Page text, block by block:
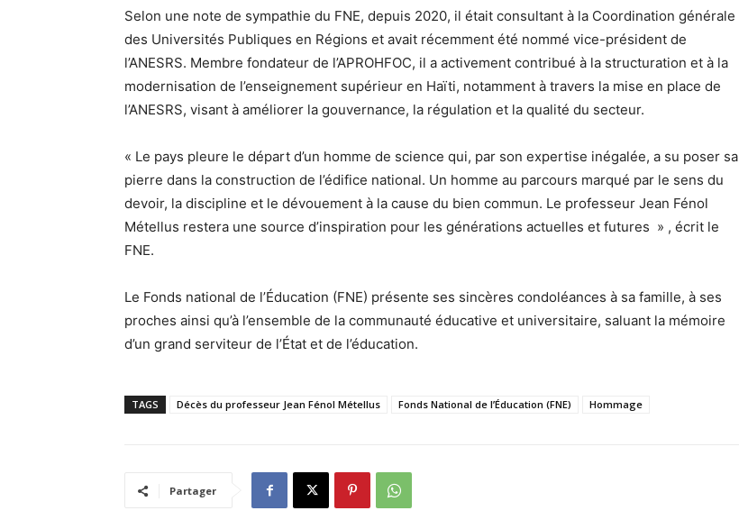
Selon une note de sympathie du FNE, depuis 2020, il était consultant à la Coordination générale
des Universités Publiques en Régions et avait récemment été nommé vice-président de
l’ANESRS. Membre fondateur de l’APROHFOC, il a activement contribué à la structuration et à la
modernisation de l’enseignement supérieur en Haïti, notamment à travers la mise en place de
l’ANESRS, visant à améliorer la gouvernance, la régulation et la qualité du secteur.
« Le pays pleure le départ d’un homme de science qui, par son expertise inégalée, a su poser sa
pierre dans la construction de l’édifice national. Un homme au parcours marqué par le sens du
devoir, la discipline et le dévouement à la cause du bien commun. Le professeur Jean Fénol
Métellus restera une source d’inspiration pour les générations actuelles et futures » , écrit le
FNE.
Le Fonds national de l’Éducation (FNE) présente ses sincères condoléances à sa famille, à ses
proches ainsi qu’à l’ensemble de la communauté éducative et universitaire, saluant la mémoire
d’un grand serviteur de l’État et de l’éducation.
TAGS Décès du professeur Jean Fénol Métellus Fonds National de l’Éducation (FNE) Hommage
Partager